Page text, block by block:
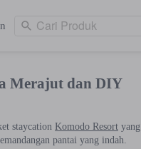
Cari Produk
Merajut dan DIY
staycationKomodo Resort yang
pantai yang indah.